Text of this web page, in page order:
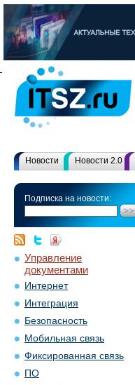
Новости Новости 2.0
Подписка на новости:
Управление
документами
Интернет
Интеграция
Безопасность
Мобильная связь
Фиксированная связь
ПО